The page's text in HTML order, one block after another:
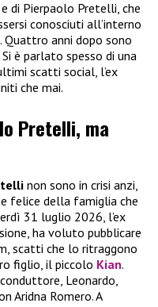
e di Pierpaolo Pretelli, che
conosciuti all’interno
Quattro anni dopo sono
è parlato spesso di una
scatti social, l’ex
che mai.
Pretelli, ma
non sono in crisi anzi,
felice della famiglia che
31 luglio 2026, l’ex
ha voluto pubblicare
scatti che lo ritraggono
figlio, il piccolo Kian.
Leonardo,
Aridna Romero. A